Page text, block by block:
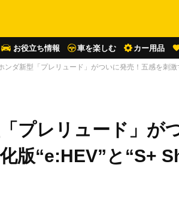
お役立ち情報 車を楽しむ カー用品
ンダ新型「プレリュード」がついに発売！五感を刺
プレリュード」が
版“e:HEV”と“S+